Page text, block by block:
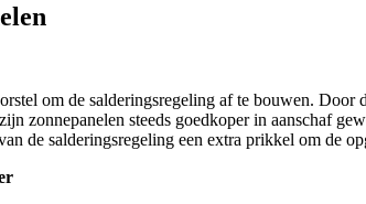
om de salderingsregeling af te bouwen.
zonnepanelen steeds goedkoper in aanschaf
de salderingsregeling een extra prikkel om de